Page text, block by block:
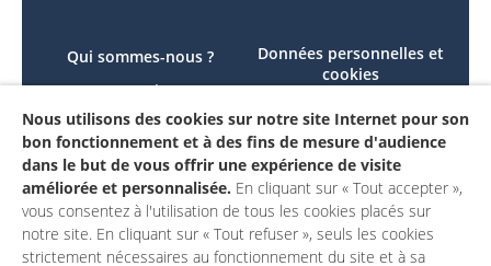
Qui sommes-nous ?
Le projet
Contactez-nous
Mon compte
Données personnelles et
cookies
conforme
Mentions légales
Nous utilisons des cookies sur notre site Internet pour son
bon fonctionnement et à des fins de mesure d'audience
dans le but de vous offrir une expérience de visite
améliorée et personnalisée. En cliquant sur « Tout accepter »,
vous consentez à l'utilisation de tous les cookies placés sur
notre site. En cliquant sur « Tout refuser », seuls les cookies
strictement nécessaires au fonctionnement du site et à sa